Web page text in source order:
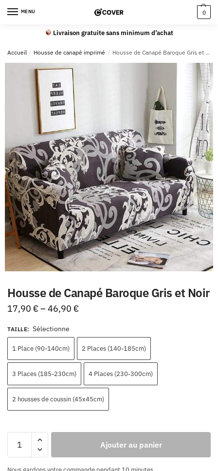
MENU 0
Livraison gratuite sans minimum d’achat
Accueil / Housse de canapé imprimé / Housse de Canapé Baroque Gris et Noir
Housse de Canapé Baroque Gris et Noir
17,90 €– 46,90 €
TAILLE: Sélectionne
1 Place (90-140cm) 2 Places (140-185cm)
3 Places (185-230cm) 4 Places (230-300cm)
2 housses de coussin (45x45cm)
Ajouter au panier